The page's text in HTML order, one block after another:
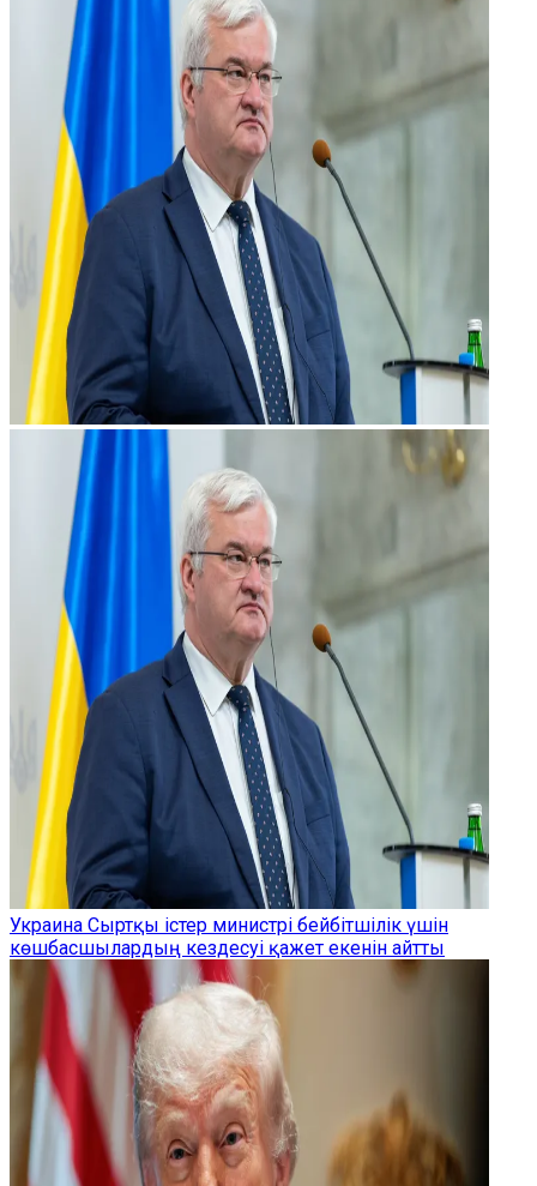
Украина Сыртқы істер министрі бейбітшілік үшін
көшбасшылардың кездесуі қажет екенін айтты